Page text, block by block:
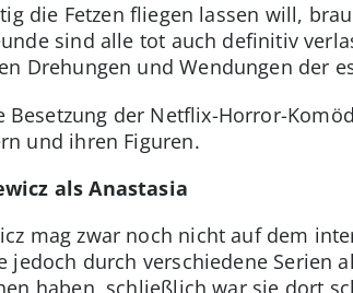
die Fetzen fliegen lassen will,
sind alle tot auch definitiv
Drehungen und Wendungen der
Besetzung der Netflix-Horror-
und ihren Figuren.
als Anastasia
mag zwar noch nicht auf dem
jedoch durch verschiedene Serien